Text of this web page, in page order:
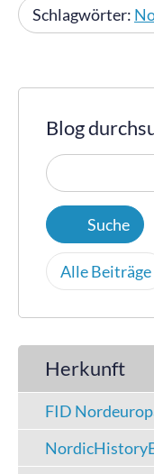
Schlagwörter:
Blog
Alle Beiträge
Herkunft
FID